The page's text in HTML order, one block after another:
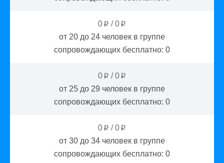
0 p /0 p
от 20 до 24 человек в группе
сопровождающих бесплатно: 0
0 p /0 p
от 25 до 29 человек в группе
сопровождающих бесплатно: 0
0 p /0 p
от 30 до 34 человек в группе
сопровождающих бесплатно: 0